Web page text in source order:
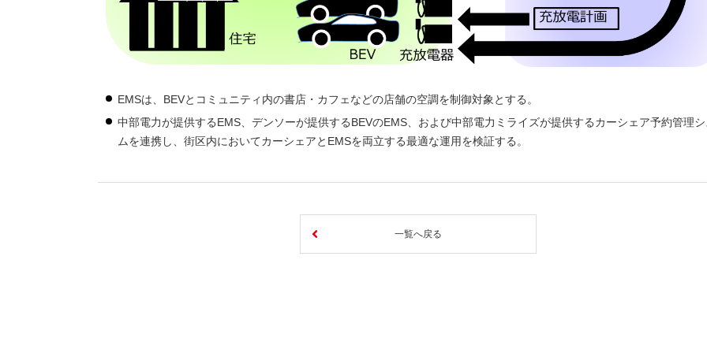
EMSは、BEVとコミュニティ内の書店・カフェなどの店舗の空調を制御対象とする。
中部電力が提供するEMS、デンソーが提供するBEVのEMS、および中部電力ミライズが提供するカーシェア予約管理
ムを連携し、街区内においてカーシェアとEMSを両立する最適な運用を検証する。
一覧へ戻る